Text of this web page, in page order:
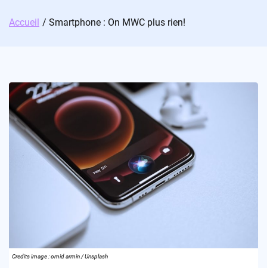
Accueil Smartphone : On MWC plus rien!
Credits image : omid armin / Unsplash